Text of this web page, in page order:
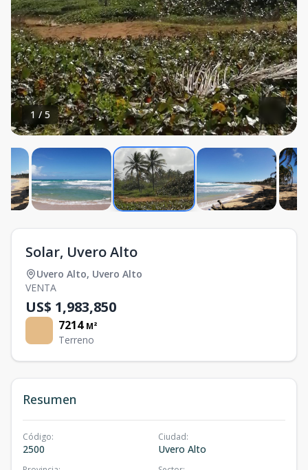
1 /5
Solar, Uvero Alto
Uvero Alto, Uvero Alto
VENTA
US$ 1,983,850
7214 M²
Terreno
Resumen
Código:
2500
Ciudad:
Uvero Alto